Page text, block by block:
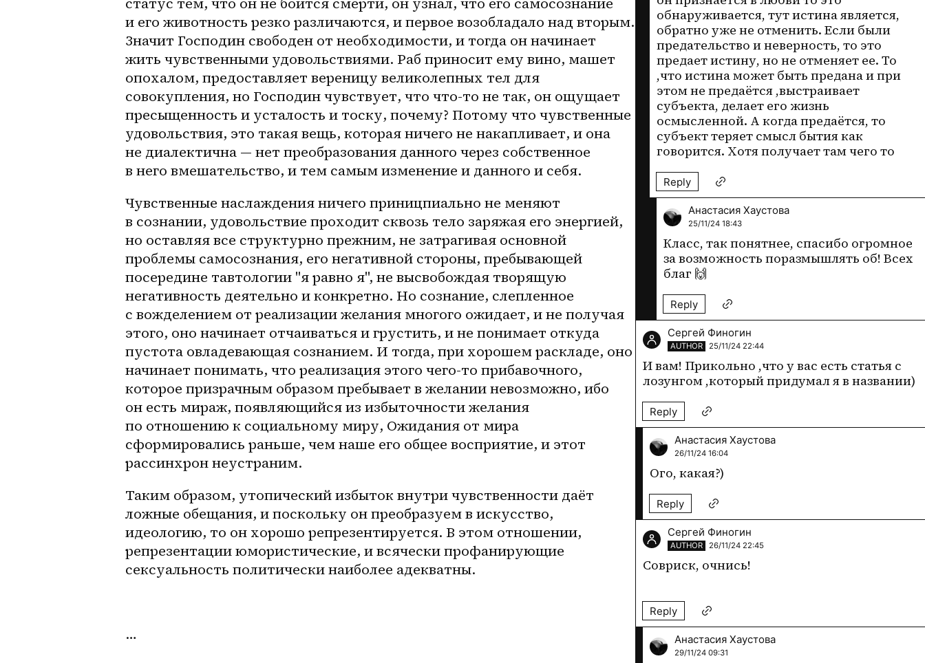
и его животность резко различаются, и первое возобладало над вторым.
Значит Господин свободен от необходимости, и тогда он начинает
жить чувственными удовольствиями. Раб приносит ему вино, машет
опохалом, предоставляет вереницу великолепных тел для
совокупления, но Господин чувствует, что что-то не так, он ощущает
пресыщенность и усталость и тоску, почему? Потому что чувственные
удовольствия, это такая вещь, которая ничего не накапливает, и она
не диалектична — нет преобразования данного через собственное
в него вмешательство, и тем самым изменение и данного и себя.
Чувственные наслаждения ничего приницпиально не меняют
в сознании, удовольствие проходит сквозь тело заряжая его энергией,
но оставляя все структурно прежним, не затрагивая основной
проблемы самосознания, его негативной стороны, пребывающей
посередине тавтологии "я равно я", не высвобождая творящую
негативность деятельно и конкретно. Но сознание, слепленное
с вожделением от реализации желания многого ожидает, и не получая
этого, оно начинает отчаиваться и грустить, и не понимает откуда
пустота овладевающая сознанием. И тогда, при хорошем раскладе, оно
начинает понимать, что реализация этого чего-то прибавочного,
которое призрачным образом пребывает в желании невозможно, ибо
он есть мираж, появляющийся из избыточности желания
по отношению к социальному миру, Ожидания от мира
сформировались раньше, чем наше его общее восприятие, и этот
рассинхрон неустраним.
Таким образом, утопический избыток внутри чувственности даёт
ложные обещания, и поскольку он преобразуем в искусство,
идеологию, то он хорошо репрезентируется. В этом отношении,
репрезентации юмористические, и всячески профанирующие
сексуальность политически наиболее адекватны.
…
обнаруживается, тут истина является,
обратно уже не отменить. Если были
предательство и неверность, то это
предает истину, но не отменяет ее. То
,что истина может быть предана и при
этом не предаётся ,выстраивает
субъекта, делает его жизнь
осмысленной. А когда предаётся, то
субъект теряет смысл бытия как
говорится. Хотя получает там чего то
Reply
Анастасия Хаустова
25/11/24 18:43
Класс, так понятнее, спасибо огромное
за возможность поразмышлять об! Всех
благ 🙌
Reply
Сергей Финогин
AUTHOR 25/11/24 22:44
И вам! Прикольно ,что у вас есть статья с
лозунгом ,который придумал я в названии)
Reply
Анастасия Хаустова
26/11/24 16:04
Ого, какая?)
Reply
Сергей Финогин
AUTHOR 26/11/24 22:45
Совриск, очнись!
Reply
Анастасия Хаустова
29/11/24 09:31